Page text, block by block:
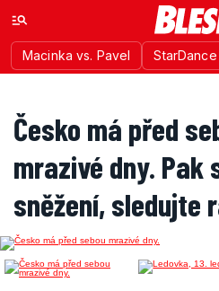
Macinka vs. Pavel StarDance
Česko má před
mrazivé dny. Pak
sněžení, sledujte